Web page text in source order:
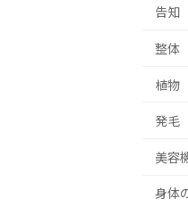
告知
整体
植物
発毛
美容
身体